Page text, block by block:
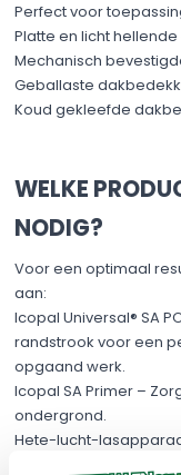
Perfect voor
Platte en licht
Mechanisch
Geballaste
Koud gekleefde
WELKE
NODIG?
Voor een optimaal
aan:
Icopal Universal® SA
randstrook voor een
opgaand werk.
Icopal SA Primer –
ondergrond.
Hete-lucht-